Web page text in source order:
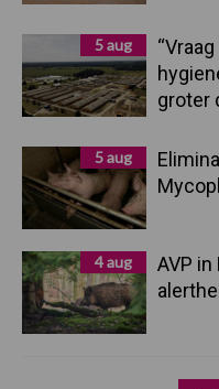
5 aug
groter
5 aug
4 aug
AVP